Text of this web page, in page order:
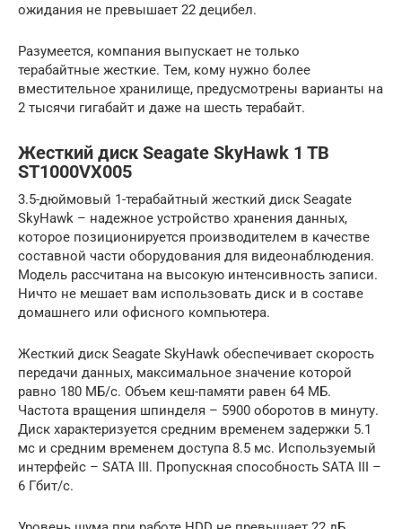
ожидания не превышает 22 децибел.
Разумеется, компания выпускает не только
терабайтные жесткие. Тем, кому нужно более
вместительное хранилище, предусмотрены варианты на
2 тысячи гигабайт и даже на шесть терабайт.
Жесткий диск Seagate SkyHawk 1 TB
ST1000VX005
3.5-дюймовый 1-терабайтный жесткий диск Seagate
SkyHawk – надежное устройство хранения данных,
которое позиционируется производителем в качестве
составной части оборудования для видеонаблюдения.
Модель рассчитана на высокую интенсивность записи.
Ничто не мешает вам использовать диск и в составе
домашнего или офисного компьютера.
Жесткий диск Seagate SkyHawk обеспечивает скорость
передачи данных, максимальное значение которой
равно 180 МБ/с. Объем кеш-памяти равен 64 МБ.
Частота вращения шпинделя – 5900 оборотов в минуту.
Диск характеризуется средним временем задержки 5.1
мс и средним временем доступа 8.5 мс. Используемый
интерфейс – SATA III. Пропускная способность SATA III –
6 Гбит/с.